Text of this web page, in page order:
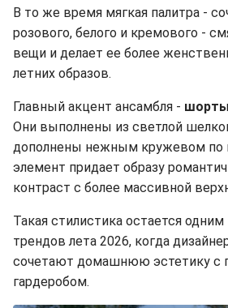
В то же время мягкая палитра -
розового, белого и кремового -
вещи и делает ее более
летних образов.
Главный акцент ансамбля - шорты
Они выполнены из светлой
дополнены нежным кружевом по
элемент придает образу
контраст с более массивной
Такая стилистика остается
трендов лета 2026, когда
сочетают домашнюю эстетику с
гардеробом.